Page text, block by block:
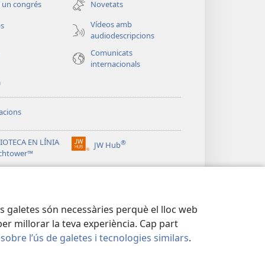
són necessàries perquè el lloc web
millorar la teva experiència. Cap part
l’ús de galetes i tecnologies similars.
finestra
nova)
un congrés
Novetats
Vídeos amb
audiodescripcions
Comunicats
internacionals
EN LÍNIA
JW Hub®
(obre